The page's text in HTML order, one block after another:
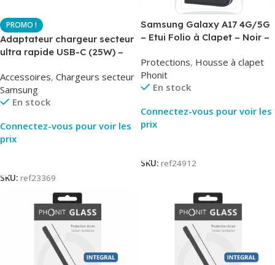
Adaptateur chargeur secteur
ultra rapide USB-C (25W) –
TA800
Accessoires, Chargeurs secteur
Samsung
En stock
Connectez-vous pour voir les
prix
SKU: ref23369
Samsung Galaxy A17 4G/5G
– Etui Folio à Clapet – Noir –
Protections, Housse à clapet
Phonit
En stock
Connectez-vous pour voir les
prix
SKU: ref24912